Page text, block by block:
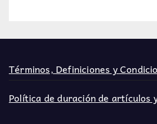
Términos, Definiciones y
Política de duración de artículos